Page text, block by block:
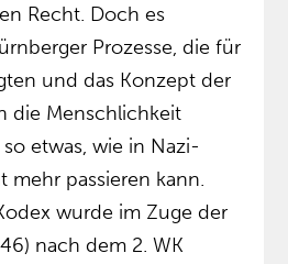
Recht. Doch es
Prozesse, die für
und das Konzept der
die Menschlichkeit
etwas, wie in Nazi-
mehr passieren kann.
wurde im Zuge der
nach dem 2. WK